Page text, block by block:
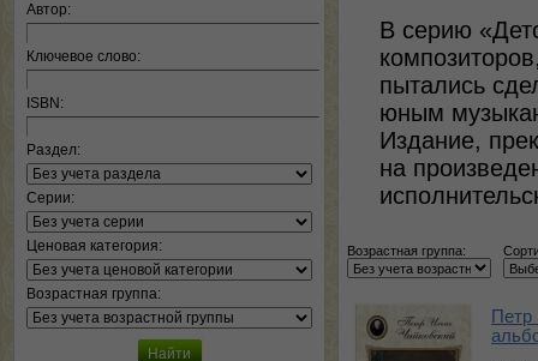
Автор:
Ключевое слово:
ISBN:
Раздел:
Серии:
Ценовая категория:
Возрастная группа:
В серию
пытались
юным
Издание,
на
Возрастная группа:
Петр